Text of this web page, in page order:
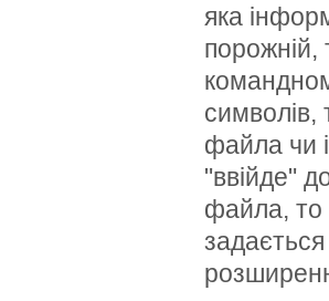
яка
порожній,
символів,
файла чи
"ввійде"
файла, то